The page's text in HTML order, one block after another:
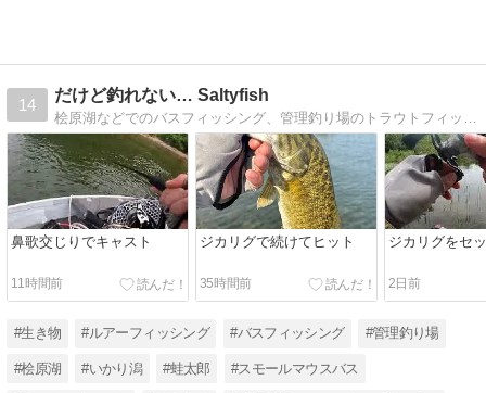
14
だけど釣れない… Saltyfish
鼻歌交じりでキャスト
11時間前
ジカリグで続けてヒット
35時間前
ジカリグをセ
2日前
#生き物 #ルアーフィッシング #バスフィッシング #管理釣り場
#桧原湖 #いかり潟 #蛙太郎 #スモールマウスバス